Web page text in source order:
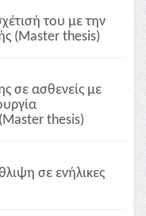
του με την
(Master thesis)
σε ασθενείς με
thesis)
σε ενήλικες